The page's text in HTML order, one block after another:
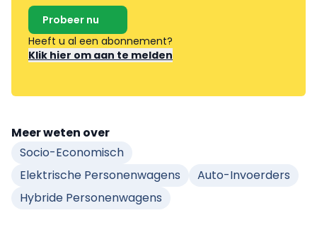
Probeer nu
Heeft u al een abonnement?
Klik hier om aan te melden
Meer weten over
Socio-Economisch
Elektrische Personenwagens
Auto-Invoerders
Hybride Personenwagens